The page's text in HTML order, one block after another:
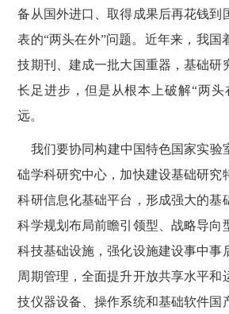
备从国外进口、取得成果后再花钱到
表的“两头在外”问题。近年来，我国
技期刊、建成一批大国重器，基础研
长足进步，但是从根本上破解“两头
远。
我们要协同构建中国特色国家实验
础学科研究中心，加快建设基础研究
科研信息化基础平台，形成强大的基
科学规划布局前瞻引领型、战略导向
科技基础设施，强化设施建设事中事
周期管理，全面提升开放共享水平和
技仪器设备、操作系统和基础软件国